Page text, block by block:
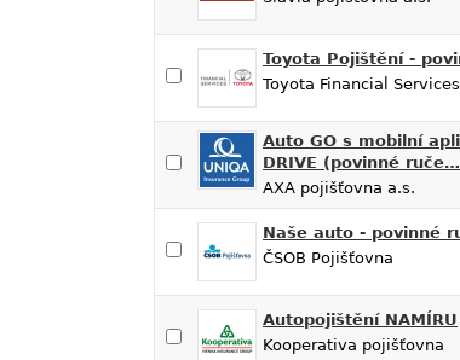
Toyota Pojištění -
Toyota Financial
Auto GO s mobilní
DRIVE (povinné ruče…
AXA pojišťovna a.s.
Naše auto - povinné
ČSOB Pojišťovna
Autopojištění NAMÍRU
Kooperativa pojišťovna